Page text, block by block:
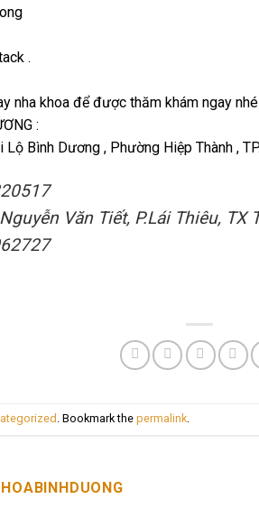
.
nha khoa để được thăm khám ngay
:
Bình Dương , Phường Hiệp Thành ,
Văn Tiết, P.Lái Thiêu, TX
. Bookmark the permalink.